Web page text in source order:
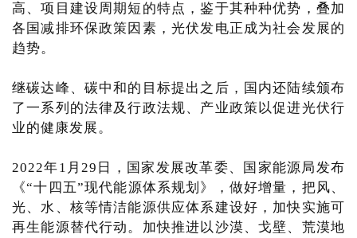
高、项目建设周期短的特点，鉴于其种种优势，叠加
各国减排环保政策因素，光伏发电正成为社会发展的
趋势。
继碳达峰、碳中和的目标提出之后，国内还陆续颁布
了一系列的法律及行政法规、产业政策以促进光伏行
业的健康发展。
2022年1月29日，国家发展改革委、国家能源局发布
《“十四五”现代能源体系规划》，做好增量，把风、
光、水、核等情洁能源供应体系建设好，加快实施可
再生能源替代行动。加快推进以沙漠、戈壁、荒漠地